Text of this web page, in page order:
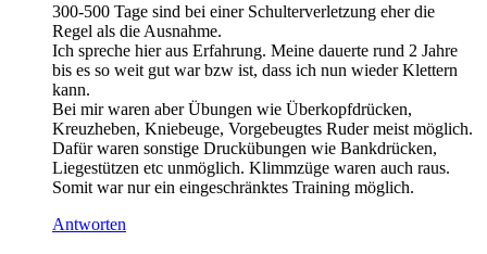
300-500 Tage sind bei einer Schulterverletzung eher die
Regel als die Ausnahme.
Ich spreche hier aus Erfahrung. Meine dauerte rund 2 Jahre
bis es so weit gut war bzw ist, dass ich nun wieder Klettern
kann.
Bei mir waren aber Übungen wie Überkopfdrücken,
Kreuzheben, Kniebeuge, Vorgebeugtes Ruder meist möglich.
Dafür waren sonstige Druckübungen wie Bankdrücken,
Liegestützen etc unmöglich. Klimmzüge waren auch raus.
Somit war nur ein eingeschränktes Training möglich.
Antworten